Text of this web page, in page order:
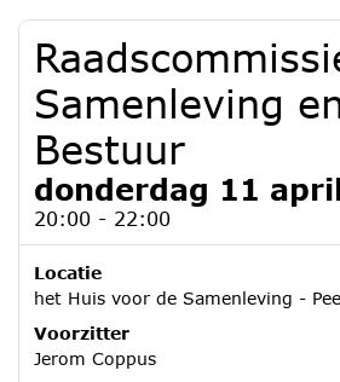
Samenleving
Bestuur
donderdag 11
20:00 - 22:00
Locatie
het Huis voor de Samenleving -
Voorzitter
Jerom Coppus